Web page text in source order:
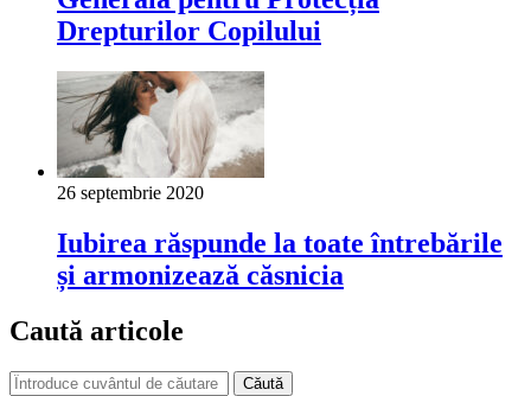
Drepturilor Copilului
26 septembrie 2020
Iubirea răspunde la toate întrebările
și armonizează căsnicia
Caută articole
Căută